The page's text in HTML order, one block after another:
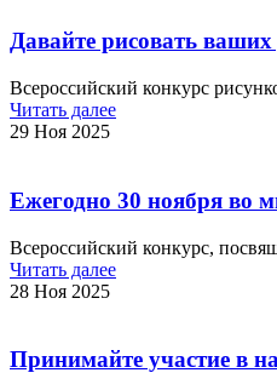
Давайте рисовать
Всероссийский конкурс
Читать далее
29 Ноя 2025
Ежегодно 30 ноября во
Всероссийский конкурс,
Читать далее
28 Ноя 2025
Принимайте участие в